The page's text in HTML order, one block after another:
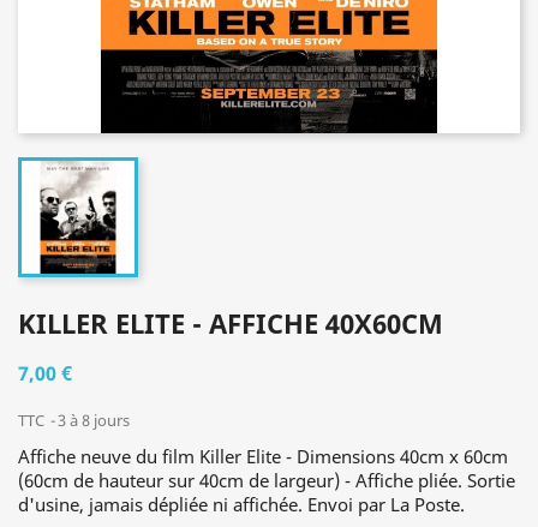
KILLER ELITE - AFFICHE 40X60CM
7,00 €
TTC 3 à 8 jours
Affiche neuve du film Killer Elite - Dimensions 40cm x 60cm
(60cm de hauteur sur 40cm de largeur) - Affiche pliée. Sortie
d'usine, jamais dépliée ni affichée. Envoi par La Poste.